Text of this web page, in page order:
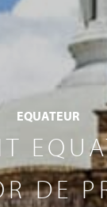
EQUATEUR
DE